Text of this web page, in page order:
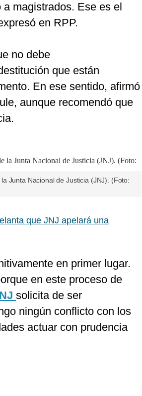
magistrados. Ese es el
en RPP.
no debe
que están
En ese sentido, afirmó
aunque recomendó que
Junta Nacional de Justicia (JNJ). (Foto:
que JNJ apelará una
en primer lugar.
en este proceso de
solicita de ser
ningún conflicto con los
actuar con prudencia